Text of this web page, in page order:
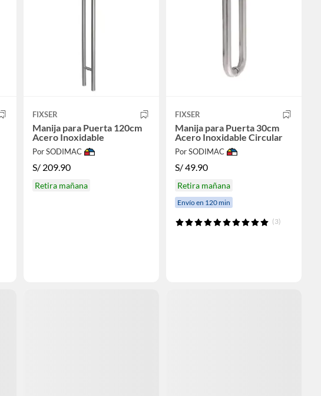
FIXSER
Manija para Puerta 120cm
Acero Inoxidable
Por SODIMAC
S/ 209.90
Retira mañana
FIXSER
Manija para Puerta 30cm
Acero Inoxidable Circular
Por SODIMAC
S/49.90
Retira mañana
Envío en 120 min
(3)